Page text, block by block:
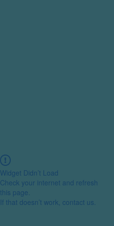
Widget Didn’t Load
Check your internet and refresh
this page.
If that doesn’t work, contact us.